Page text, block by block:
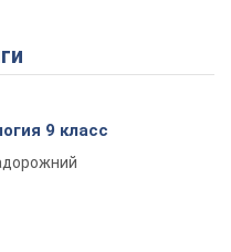
9 класс